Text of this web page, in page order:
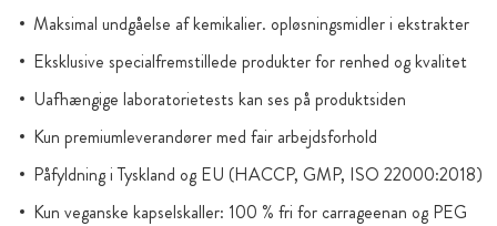
Maksimal undgåelse af kemikalier. opløsningsmidler i ekstrakter
Eksklusive specialfremstillede produkter for renhed og kvalitet
Uafhængige laboratorietests kan ses på produktsiden
Kun premiumleverandører med fair arbejdsforhold
Påfyldning i Tyskland og EU (HACCP, GMP, ISO 22000:2018)
Kun veganske kapselskaller: 100 % fri for carrageenan og PEG